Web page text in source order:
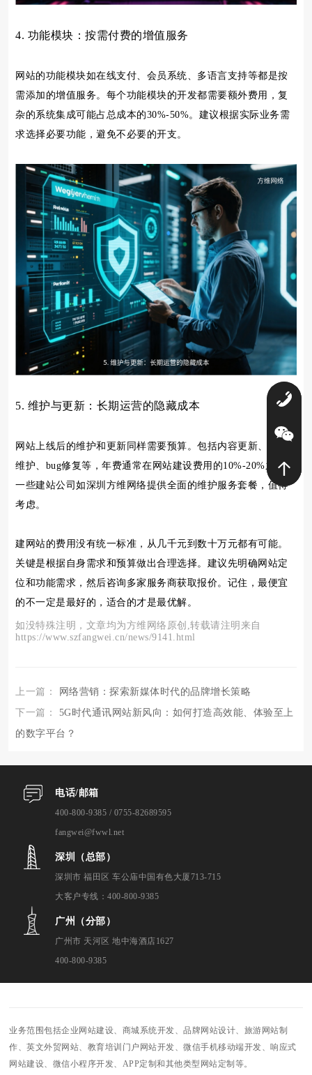
4. 功能模块：按需付费的增值服务
网站的功能模块如在线支付、会员系统、多语言支持等都是按
需添加的增值服务。每个功能模块的开发都需要额外费用，复
杂的系统集成可能占总成本的30%-50%。建议根据实际业务需
求选择必要功能，避免不必要的开支。
5. 维护与更新：长期运营的隐藏成本
网站上线后的维护和更新同样需要预算。包括内容更新、安全
维护、bug修复等，年费通常在网站建设费用的10%-20%之间。
一些建站公司如深圳方维网络提供全面的维护服务套餐，值得
考虑。
建网站的费用没有统一标准，从几千元到数十万元都有可能。
关键是根据自身需求和预算做出合理选择。建议先明确网站定
位和功能需求，然后咨询多家服务商获取报价。记住，最便宜
的不一定是最好的，适合的才是最优解。
如没特殊注明，文章均为方维网络原创,转载请注明来自
https://www.szfangwei.cn/news/9141.html
上一篇：
网络营销：探索新媒体时代的品牌增长策略
下一篇： 5G时代通讯网站新风向：如何打造高效能、体验至上
的数字平台？
电话/邮箱
400-800-9385 / 0755-82689595
fangwei@fwwl.net
深圳（总部）
深圳市 福田区 车公庙中国有色大厦713-715
大客户专线：400-800-9385
广州（分部）
广州市 天河区 地中海酒店1627
400-800-9385
业务范围包括企业网站建设、商城系统开发、品牌网站设计、旅游网站制
作、英文外贸网站、教育培训门户网站开发、微信手机移动端开发、响应式
网站建设、微信小程序开发、APP定制和其他类型网站定制等。